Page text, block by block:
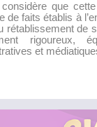
que
de faits établis à
rétablissement de
rigoureux,
et